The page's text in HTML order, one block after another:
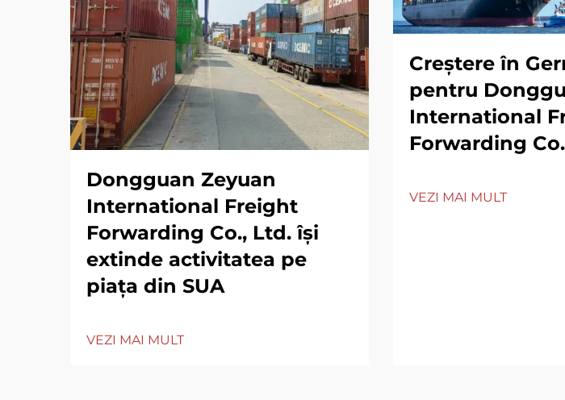
Dongguan Zeyuan
International Freight
Forwarding Co., Ltd. își
extinde activitatea pe
piața din SUA
VEZI MAI MULT
Creștere în
pentru
International
Forwarding
VEZI MAI MULT